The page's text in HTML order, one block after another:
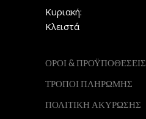
Κυριακή:
Κλειστά
ΟΡΟΙ & ΠΡΟΫΠΟΘΕΣΕΙΣ
ΤΡΟΠΟΙ ΠΛΗΡΩΜΗΣ
ΠΟΛΙΤΙΚΗ ΑΚΥΡΩΣΗΣ